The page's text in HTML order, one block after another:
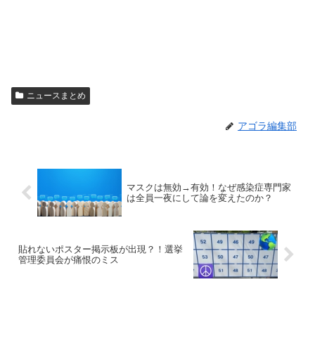
ニュースまとめ
アゴラ編集部
マスクは無効→有効！なぜ感染症専門家
は全員一夜にして論を変えたのか？
貼れないポスター掲示板が出現？！選挙
管理委員会が痛恨のミス